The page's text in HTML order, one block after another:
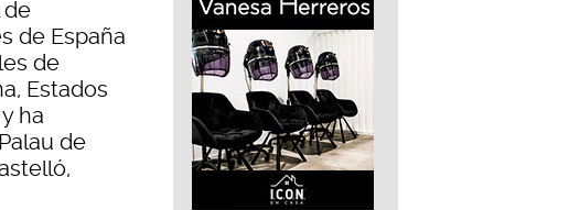
de
de España
de
Estados
ha
de